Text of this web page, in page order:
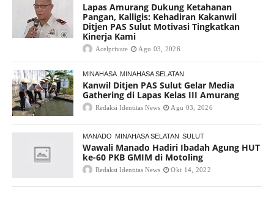
Lapas Amurang Dukung Ketahanan
Pangan, Kalligis: Kehadiran Kakanwil
Ditjen PAS Sulut Motivasi Tingkatkan
Kinerja Kami
Acelprivate Agu 03, 2026
MINAHASA MINAHASA SELATAN
Kanwil Ditjen PAS Sulut Gelar Media
Gathering di Lapas Kelas III Amurang
Redaksi Identitas News Agu 03, 2026
MANADO MINAHASA SELATAN SULUT
Wawali Manado Hadiri Ibadah Agung HUT
ke-60 PKB GMIM di Motoling
Redaksi Identitas News Okt 14, 2022